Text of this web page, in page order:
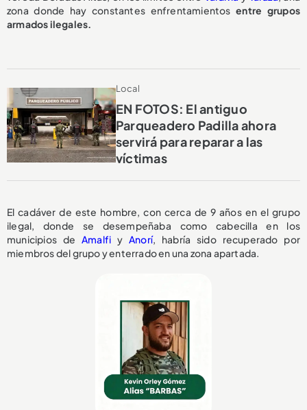
zona donde hay constantes enfrentamientosentre grupos
armados ilegales.
Local
EN FOTOS: El antiguo
Parqueadero Padilla ahora
servirá para reparar a las
víctimas
El cadáver de este hombre, con cerca de 9 años en el grupo
ilegal, donde se desempeñaba como cabecilla en los
municipios de Amalfi y Anorí, habría sido recuperado por
miembros del grupo y enterrado en una zona apartada.